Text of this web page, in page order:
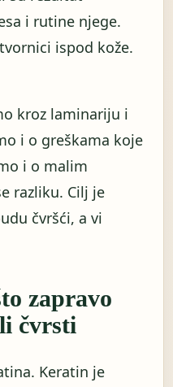
i rutine njege.
ispod kože.
kroz laminariju i
i o greškama koje
i o malim
razliku. Cilj je
čvršći, a vi
zapravo
čvrsti
Keratin je